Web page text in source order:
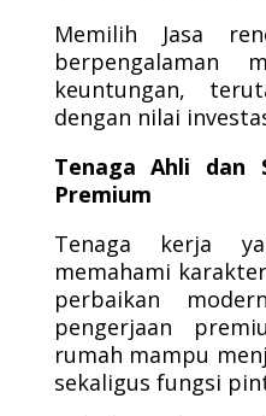
Memilih Jasa
berpengalaman
keuntungan,
dengan nilai
Tenaga Ahli dan
Premium
Tenaga kerja
memahami
perbaikan
pengerjaan
rumah mampu
sekaligus fungsi